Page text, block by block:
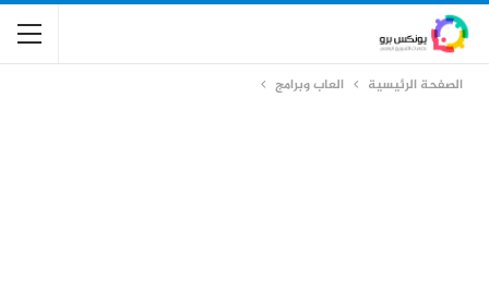
الصفحة الرئيسية العاب وبرامج